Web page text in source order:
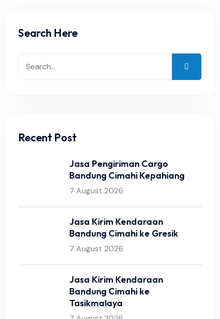
Search Here
Recent Post
Jasa Pengiriman Cargo
Bandung Cimahi Kepahiang
7 August 2026
Jasa Kirim Kendaraan
Bandung Cimahi ke Gresik
7 August 2026
Jasa Kirim Kendaraan
Bandung Cimahi ke
Tasikmalaya